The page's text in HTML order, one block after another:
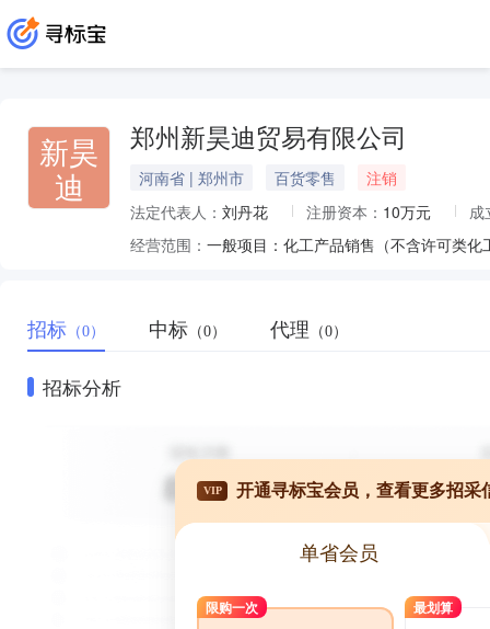
新昊
迪
郑州新昊迪贸易有限公司
河南省 | 郑州市 百货零售
注销
法定代表人： 刘丹花 注册资本： 10万元
成
经营范围：
招标 （0） 中标 （0） 代理 （0）
招标分析
VIP 开通寻标宝会员，查看更多招采
单省会员
限购一次 最划算